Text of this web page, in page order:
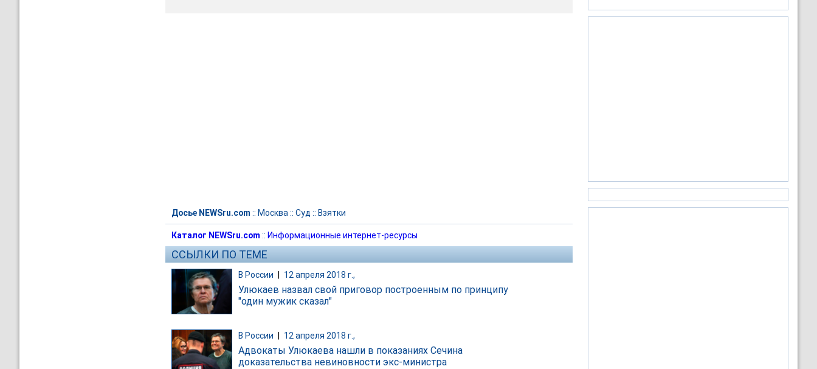
Досье NEWSru.com :: Москва :: Суд :: Взятки
Каталог NEWSru.com :: Информационные интернет-ресурсы
ССЫЛКИ ПО ТЕМЕ
В России 12 апреля 2018 г.,
Улюкаев назвал свой приговор построенным по принципу
"один мужик сказал"
В России 12 апреля 2018 г.,
Адвокаты Улюкаева нашли в показаниях Сечина
доказательства невиновности экс-министра